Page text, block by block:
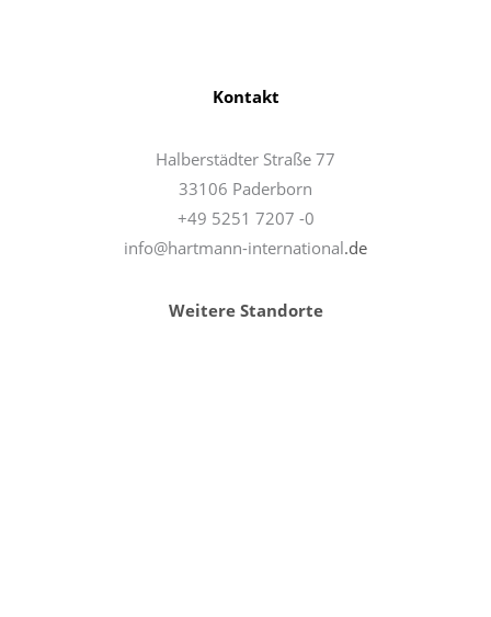
Kontakt
Halberstädter Straße 77
33106 Paderborn
+49 5251 7207 -0
info@hartmann-international.de
Weitere Standorte